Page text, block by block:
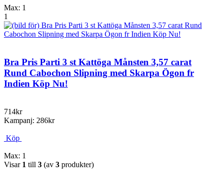
Max: 1
1
Bra Pris Parti 3 st Kattöga Månsten 3,57 carat
Rund Cabochon Slipning med Skarpa Ögon fr
Indien Köp Nu!
714kr
Kampanj: 286kr
Köp
Max: 1
Visar 1 till 3 (av 3 produkter)